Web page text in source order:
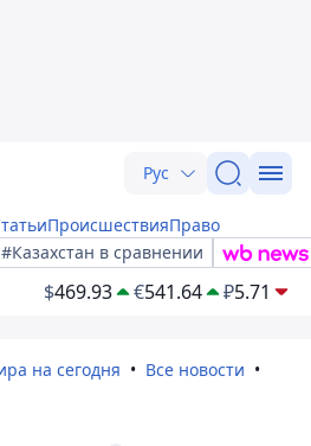
Рус
ПроисшествияПраво
#Казахстан в сравнении
$469.93 €541.64 ₽5.71
на сегодня
Все новости